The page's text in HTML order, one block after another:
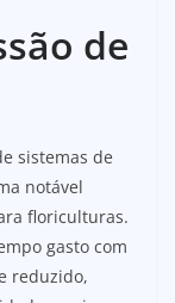
de
sistemas de
notável
floriculturas.
gasto com
reduzido,